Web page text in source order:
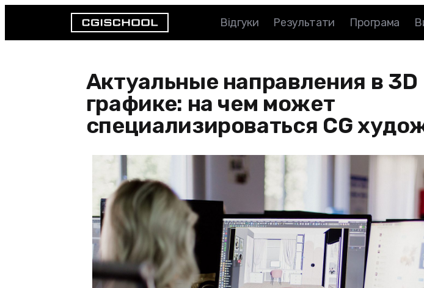
Відгуки Результати Програма
Актуальные направления в 3D
графике: на чем может
специализироваться CG